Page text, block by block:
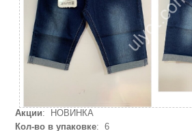
Акции: НОВИНКА
Кол-во в упаковке: 6